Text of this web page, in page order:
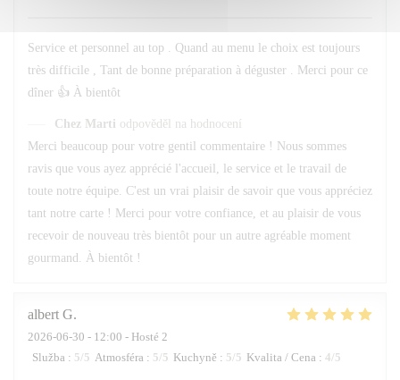
Service et personnel au top . Quand au menu le choix est toujours
très difficile , Tant de bonne préparation à déguster . Merci pour ce
dîner 👍 À bientôt
Chez Marti odpověděl na hodnocení
Merci beaucoup pour votre gentil commentaire ! Nous sommes
ravis que vous ayez apprécié l'accueil, le service et le travail de
toute notre équipe. C'est un vrai plaisir de savoir que vous appréciez
tant notre carte ! Merci pour votre confiance, et au plaisir de vous
recevoir de nouveau très bientôt pour un autre agréable moment
gourmand. À bientôt !
albert G
2026-06-30 - 12:00 - Hosté 2
Služba : 5/5 Atmosféra : 5/5 Kuchyně : 5/5 Kvalita / Cena : 4/5